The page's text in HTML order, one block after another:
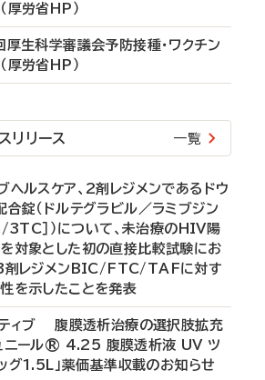
厚労省HP）
生科学審議会予防接種・ワクチン
厚労省HP）
リリース 一覧
ヘルスケア、2剤レジメンであるドウ
合錠（ドルテグラビル／ラミブジン
3TC］）について、未治療のHIV陽
対象とした初の直接比較試験にお
3剤レジメンBIC/FTC/TAFに対す
を示したことを発表
ィブ 腹膜透析治療の選択肢拡充
ュニール® 4.25 腹膜透析液 UV ツ
グ1.5L」薬価基準収載のお知らせ